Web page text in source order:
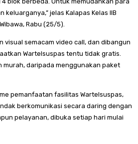
jelas Kalapas Kelas IIB
Rabu (25/5).
visual semacam video call, dan dibangun
Wartelsuspas tentu tidak gratis.
murah, daripada menggunakan paket
pemanfaatan fasilitas Wartelsuspas,
berkomunikasi secara daring dengan
pelayanan, dibuka setiap hari mulai